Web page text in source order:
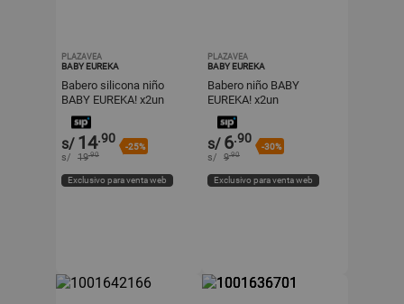
PLAZAVEA
BABY EUREKA
Babero silicona niño
BABY EUREKA! x2un
s/ 14.90
-25%
s/ 19.90
Exclusivo para venta web
PLAZAVEA
BABY EUREKA
Babero niño BABY
EUREKA! x2un
s/ 6.90
-30%
s/ 9.90
Exclusivo para venta web